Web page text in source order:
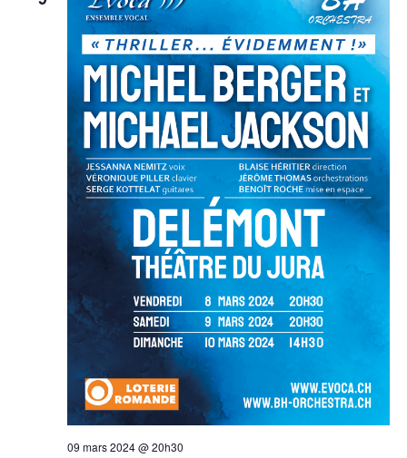
09 mars 2024 @ 20h30